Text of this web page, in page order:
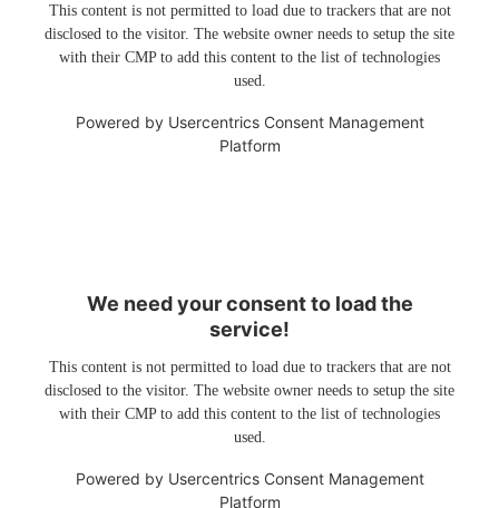
This content is not permitted to load due to trackers that are not
disclosed to the visitor. The website owner needs to setup the site
with their CMP to add this content to the list of technologies
used.
Powered by Usercentrics Consent Management
Platform
We need your consent to load the
service!
This content is not permitted to load due to trackers that are not
disclosed to the visitor. The website owner needs to setup the site
with their CMP to add this content to the list of technologies
used.
Powered by Usercentrics Consent Management
Platform